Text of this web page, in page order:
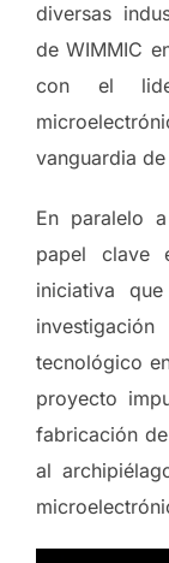
diversas
de WIMMIC
con el
vanguardia
En paralelo
papel clave
iniciativa
tecnológico
proyecto
fabricación
al